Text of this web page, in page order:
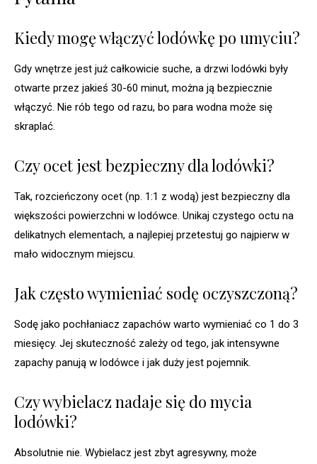
Kiedy mogę włączyć lodówkę po umyciu?
Gdy wnętrze jest już całkowicie suche, a drzwi lodówki były
otwarte przez jakieś 30-60 minut, można ją bezpiecznie
włączyć. Nie rób tego od razu, bo para wodna może się
skraplać.
Czy ocet jest bezpieczny dla lodówki?
Tak, rozcieńczony ocet (np. 1:1 z wodą) jest bezpieczny dla
większości powierzchni w lodówce. Unikaj czystego octu na
delikatnych elementach, a najlepiej przetestuj go najpierw w
mało widocznym miejscu.
Jak często wymieniać sodę oczyszczoną?
Sodę jako pochłaniacz zapachów warto wymieniać co 1 do 3
miesięcy. Jej skuteczność zależy od tego, jak intensywne
zapachy panują w lodówce i jak duży jest pojemnik.
Czy wybielacz nadaje się do mycia
lodówki?
Absolutnie nie. Wybielacz jest zbyt agresywny, może